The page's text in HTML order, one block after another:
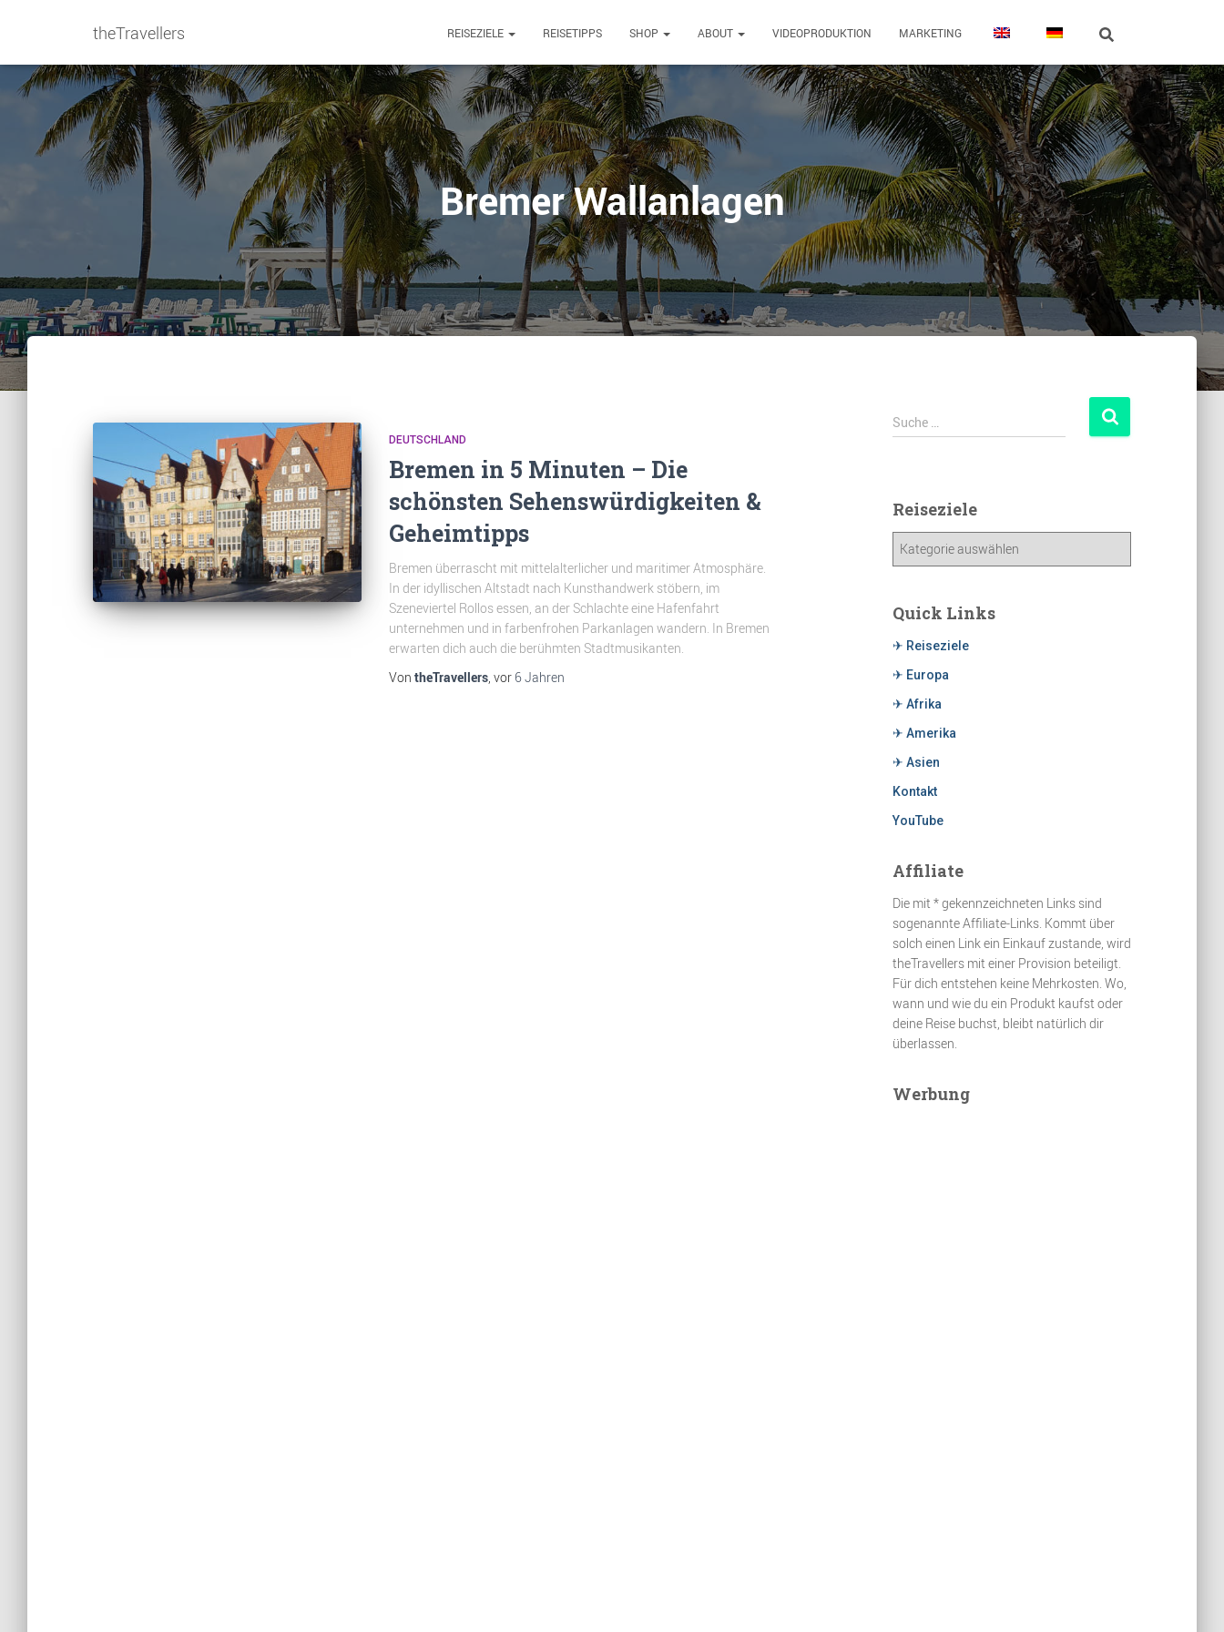
theTravellers REISEZIELE REISETIPPS SHOP ABOUT VIDEOPRODUKTION MARKETING
Bremer Wallanlagen
DEUTSCHLAND
Bremen in 5 Minuten – Die
schönsten Sehenswürdigkeiten &
Geheimtipps
Bremen überrascht mit mittelalterlicher und maritimer Atmosphäre.
In der idyllischen Altstadt nach Kunsthandwerk stöbern, im
Szeneviertel Rollos essen, an der Schlachte eine Hafenfahrt
unternehmen und in farbenfrohen Parkanlagen wandern. In Bremen
erwarten dich auch die berühmten Stadtmusikanten.
Von theTravellers, vor 6 Jahren
Suche …
Reiseziele
Quick Links
✈ Reiseziele
✈ Europa
✈ Afrika
✈ Amerika
✈ Asien
Kontakt
YouTube
Affiliate
Die mit * gekennzeichneten Links sind
sogenannte Affiliate-Links. Kommt über
solch einen Link ein Einkauf zustande, wird
theTravellers mit einer Provision beteiligt.
Für dich entstehen keine Mehrkosten. Wo,
wann und wie du ein Produkt kaufst oder
deine Reise buchst, bleibt natürlich dir
überlassen.
Werbung